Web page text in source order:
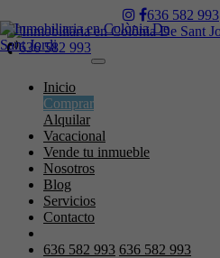
636 582 993
636 582 993
Toggle
Inicio
Comprar
Alquilar
Vacacional
Vende tu inmueble
Nosotros
Blog
Servicios
Contacto
636 582 993 636 582 993